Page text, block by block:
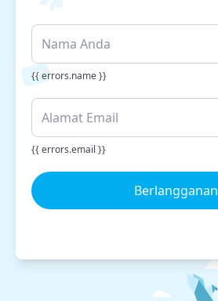
{{ errors.name }}
{{ errors.email }}
Berlangganan